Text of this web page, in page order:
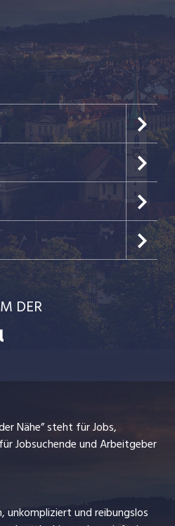
DER
Nähe” steht für Jobs,
Jobsuchende und Arbeitgeber
unkompliziert und reibungslos